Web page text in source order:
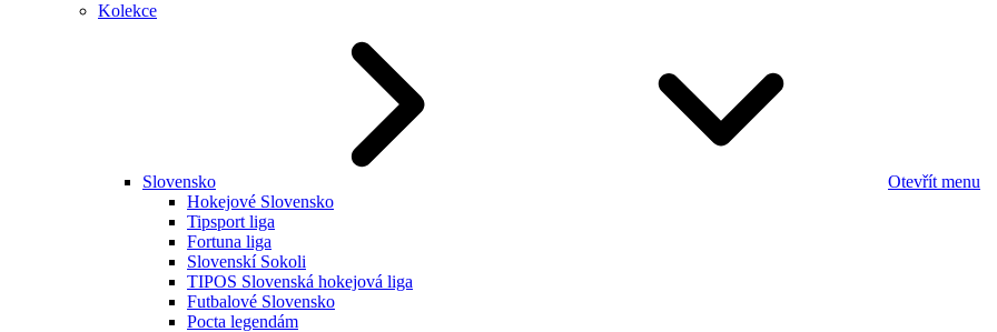
Kolekce
Slovensko
Otevřít menu
Hokejové Slovensko
Tipsport liga
Fortuna liga
Slovenskí Sokoli
TIPOS Slovenská hokejová liga
Futbalové Slovensko
Pocta legendám